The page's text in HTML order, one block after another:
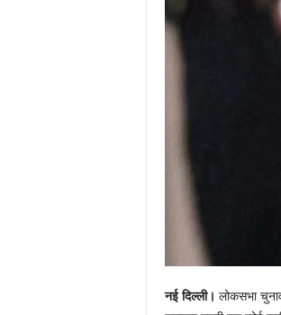
नई दिल्ली। लोकसभा